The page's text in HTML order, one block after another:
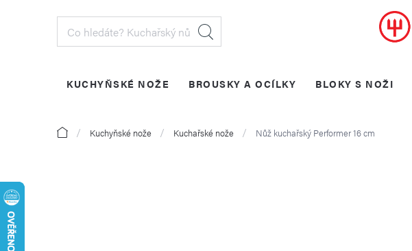
KUCHYŇSKÉ NOŽE BROUSKY A OCÍLKY BLOKY S NOŽI
Domů Kuchyňské nože Kuchařské nože Nůž kuchařský Performer 16 cm